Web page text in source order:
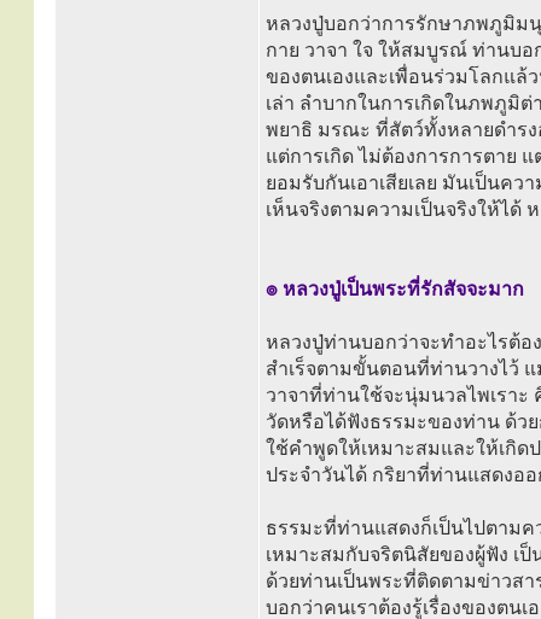
หลวงปู่บอกว่าการรักษาภพภูมิม
กาย วาจา ใจ ให้สมบูรณ์ ท่านบอ
ของตนเองและเพื่อนร่วมโลกแล้
เล่า ลำบากในการเกิดในภพภูมิ
พยาธิ มรณะ ที่สัตว์ทั้งหลายดำร
แต่การเกิด ไม่ต้องการการตาย
ยอมรับกันเอาเสียเลย มันเป็นค
เห็นจริงตามความเป็นจริงให้ได้
๏ หลวงปู่เป็นพระที่รักสัจจะมาก
หลวงปู่ท่านบอกว่าจะทำอะไรต้อ
สำเร็จตามขั้นตอนที่ท่านวางไว้
วาจาที่ท่านใช้จะนุ่มนวลไพเรา
วัดหรือได้ฟังธรรมะของท่าน ด้ว
ใช้คำพูดให้เหมาะสมและให้เกิด
ประจำวันได้ กริยาที่ท่านแสดงออ
ธรรมะที่ท่านแสดงก็เป็นไปตาม
เหมาะสมกับจริตนิสัยของผู้ฟัง เ
ด้วยท่านเป็นพระที่ติดตามข่าวสา
บอกว่าคนเราต้องรู้เรื่องของตน